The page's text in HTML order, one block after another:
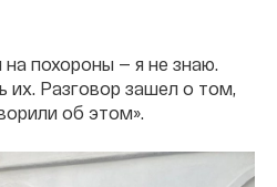
на похороны — я не знаю.
их. Разговор зашел о том,
об этом».